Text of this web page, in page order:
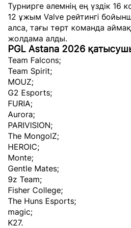
Турнирге әлемнің ең үздік 16
12 ұжым Valve рейтингі
алса, тағы төрт команда
жолдама алды.
PGL Astana 2026
Team Falcons;
Team Spirit;
MOUZ;
G2 Esports;
FURIA;
Aurora;
PARIVISION;
The MongolZ;
HEROIC;
Monte;
Gentle Mates;
9z Team;
Fisher College;
The Huns Esports;
magic;
K27.